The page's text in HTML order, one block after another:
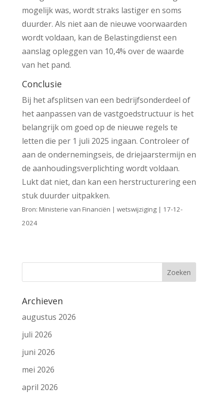
mogelijk was, wordt straks lastiger en soms
duurder. Als niet aan de nieuwe voorwaarden
wordt voldaan, kan de Belastingdienst een
aanslag opleggen van 10,4% over de waarde
van het pand.
Conclusie
Bij het afsplitsen van een bedrijfsonderdeel of
het aanpassen van de vastgoedstructuur is het
belangrijk om goed op de nieuwe regels te
letten die per 1 juli 2025 ingaan. Controleer of
aan de ondernemingseis, de driejaarstermijn en
de aanhoudingsverplichting wordt voldaan.
Lukt dat niet, dan kan een herstructurering een
stuk duurder uitpakken.
Bron: Ministerie van Financiën | wetswijziging | 17-12-
2024
Archieven
augustus 2026
juli 2026
juni 2026
mei 2026
april 2026